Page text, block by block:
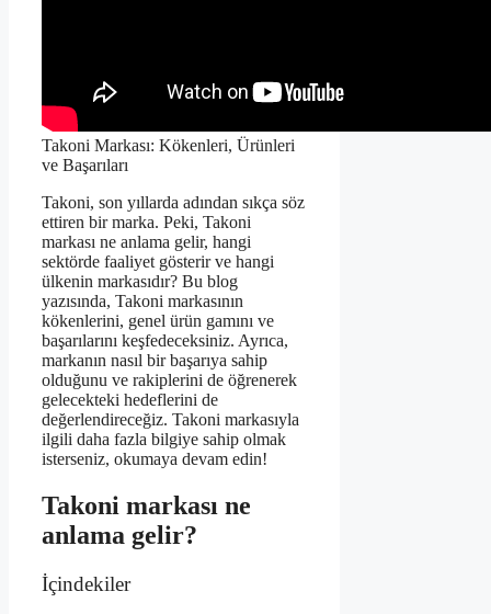
Takoni Markası: Kökenleri, Ürünleri
ve Başarıları
Takoni, son yıllarda adından sıkça söz
ettiren bir marka. Peki, Takoni
markası ne anlama gelir, hangi
sektörde faaliyet gösterir ve hangi
ülkenin markasıdır? Bu blog
yazısında, Takoni markasının
kökenlerini, genel ürün gamını ve
başarılarını keşfedeceksiniz. Ayrıca,
markanın nasıl bir başarıya sahip
olduğunu ve rakiplerini de öğrenerek
gelecekteki hedeflerini de
değerlendireceğiz. Takoni markasıyla
ilgili daha fazla bilgiye sahip olmak
isterseniz, okumaya devam edin!
Takoni markası ne
anlama gelir?
İçindekiler